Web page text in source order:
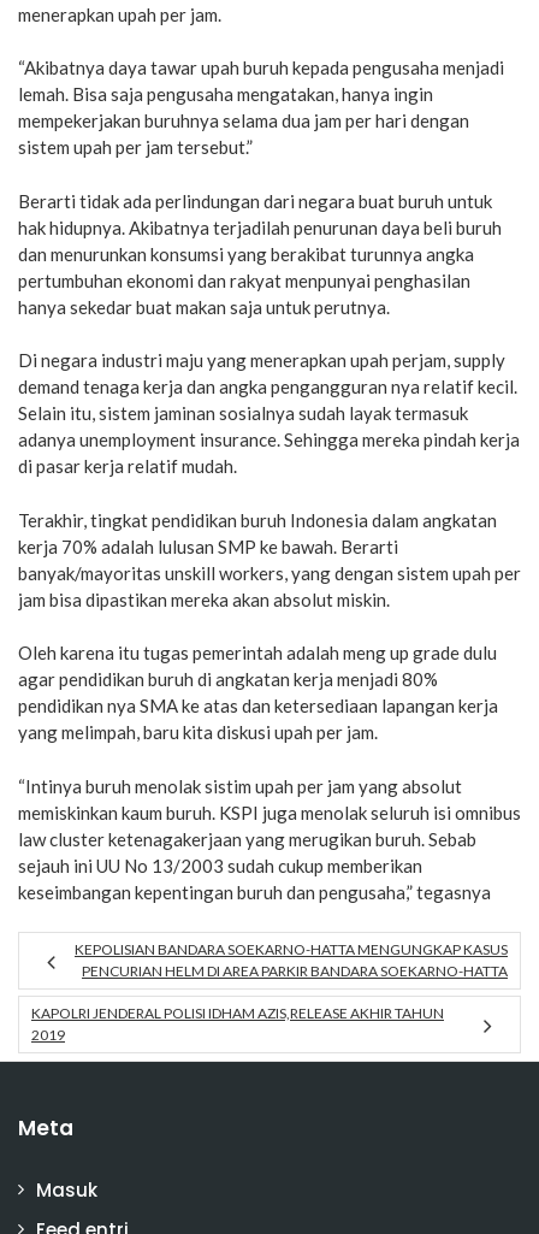
menerapkan upah per jam.
“Akibatnya daya tawar upah buruh kepada pengusaha menjadi
lemah. Bisa saja pengusaha mengatakan, hanya ingin
mempekerjakan buruhnya selama dua jam per hari dengan
sistem upah per jam tersebut.”
Berarti tidak ada perlindungan dari negara buat buruh untuk
hak hidupnya. Akibatnya terjadilah penurunan daya beli buruh
dan menurunkan konsumsi yang berakibat turunnya angka
pertumbuhan ekonomi dan rakyat menpunyai penghasilan
hanya sekedar buat makan saja untuk perutnya.
Di negara industri maju yang menerapkan upah perjam, supply
demand tenaga kerja dan angka pengangguran nya relatif kecil.
Selain itu, sistem jaminan sosialnya sudah layak termasuk
adanya unemployment insurance. Sehingga mereka pindah kerja
di pasar kerja relatif mudah.
Terakhir, tingkat pendidikan buruh Indonesia dalam angkatan
kerja 70% adalah lulusan SMP ke bawah. Berarti
banyak/mayoritas unskill workers, yang dengan sistem upah per
jam bisa dipastikan mereka akan absolut miskin.
Oleh karena itu tugas pemerintah adalah meng up grade dulu
agar pendidikan buruh di angkatan kerja menjadi 80%
pendidikan nya SMA ke atas dan ketersediaan lapangan kerja
yang melimpah, baru kita diskusi upah per jam.
“Intinya buruh menolak sistim upah per jam yang absolut
memiskinkan kaum buruh. KSPI juga menolak seluruh isi omnibus
law cluster ketenagakerjaan yang merugikan buruh. Sebab
sejauh ini UU No 13/2003 sudah cukup memberikan
keseimbangan kepentingan buruh dan pengusaha,” tegasnya
KEPOLISIAN BANDARA SOEKARNO-HATTA MENGUNGKAP KASUS
PENCURIAN HELM DI AREA PARKIR BANDARA SOEKARNO-HATTA
KAPOLRI JENDERAL POLISI IDHAM AZIS,RELEASE AKHIR TAHUN
2019
Meta
Masuk